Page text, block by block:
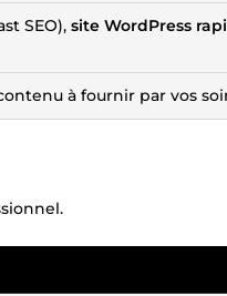
SEO), site WordPress
à fournir par vos